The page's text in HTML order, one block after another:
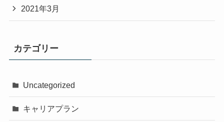
2021年3月
カテゴリー
Uncategorized
キャリアプラン